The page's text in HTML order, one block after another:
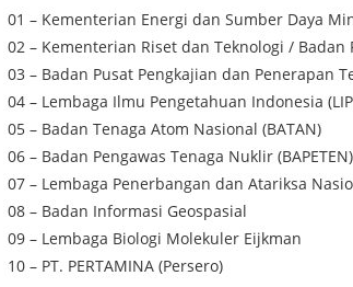
01 – Kementerian Energi dan Sumber Daya
02 – Kementerian Riset dan Teknologi / Badan
03 – Badan Pusat Pengkajian dan Penerapan
04 – Lembaga Ilmu Pengetahuan Indonesia
05 – Badan Tenaga Atom Nasional (BATAN)
06 – Badan Pengawas Tenaga Nuklir (BAPETEN)
07 – Lembaga Penerbangan dan Atariksa
08 – Badan Informasi Geospasial
09 – Lembaga Biologi Molekuler Eijkman
10 – PT. PERTAMINA (Persero)